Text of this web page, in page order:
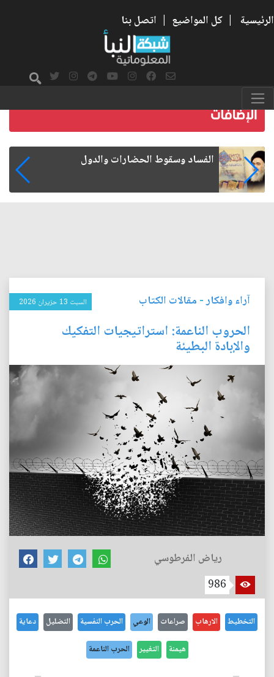
الرئيسية | كل المواضيع | اتصل بنا
رواتب الموظفين على صفيح ساخن
آراء وافكار- مقالات الكتاب السبت 13 حزيران 2026
الحروب الناعمة: استراتيجيات التفكيك
والإبادة البطيئة
رياض الفرطوسي
986
التخطيط الارهاب صراعات الوعي الحرب النفسية التضليل دعاية
هيمنة التغيير الحرب الناعمة